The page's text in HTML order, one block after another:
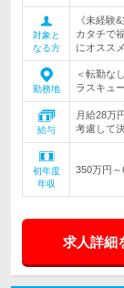
対象と
なる方
《未経験
カタチで
にオスス
勤務地
＜転勤な
ラスキュ
給与
月給28万
考慮して
初年度
年収
350万円～
求人詳細